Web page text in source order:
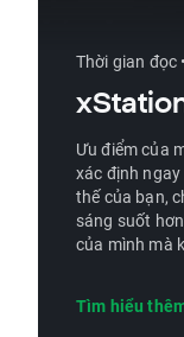
Thời gian đọc
Ưu điểm của
xác định
thế của bạn,
sáng suốt
của mình mà
Tìm hiểu